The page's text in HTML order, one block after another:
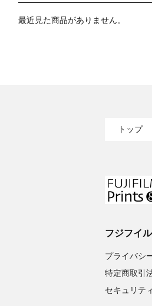
最近見た商品がありません。
トップ
フジフイ
プライバシ
特定商取引
セキュリテ